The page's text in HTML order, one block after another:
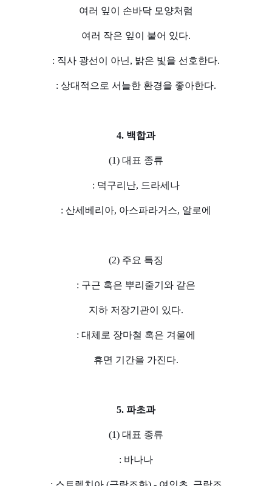
여러 잎이 손바닥 모양처럼
여러 작은 잎이 붙어 있다.
: 직사 광선이 아닌, 밝은 빛을 선호한다.
: 상대적으로 서늘한 환경을 좋아한다.
4. 백합과
(1) 대표 종류
: 덕구리난, 드라세나
: 산세베리아, 아스파라거스, 알로에
(2) 주요 특징
: 구근 혹은 뿌리줄기와 같은
지하 저장기관이 있다.
: 대체로 장마철 혹은 겨울에
휴면 기간을 가진다.
5. 파초과
(1) 대표 종류
: 바나나